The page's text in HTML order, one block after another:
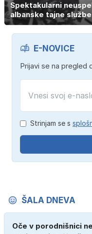
Spektakularni
albanske tajne službe
E-NOVICE
Prijavi se na pregled
Strinjam se s
ŠALA DNEVA
Oče v porodnišnici